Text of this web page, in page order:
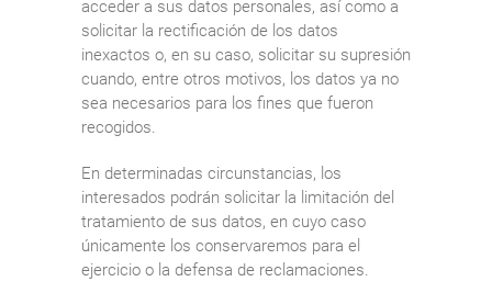
acceder a sus datos personales, así como a
solicitar la rectificación de los datos
inexactos o, en su caso, solicitar su supresión
cuando, entre otros motivos, los datos ya no
sea necesarios para los fines que fueron
recogidos.
En determinadas circunstancias, los
interesados podrán solicitar la limitación del
tratamiento de sus datos, en cuyo caso
únicamente los conservaremos para el
ejercicio o la defensa de reclamaciones.